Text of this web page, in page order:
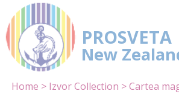
PROSVETA
New
Home Izvor Collection Cartea